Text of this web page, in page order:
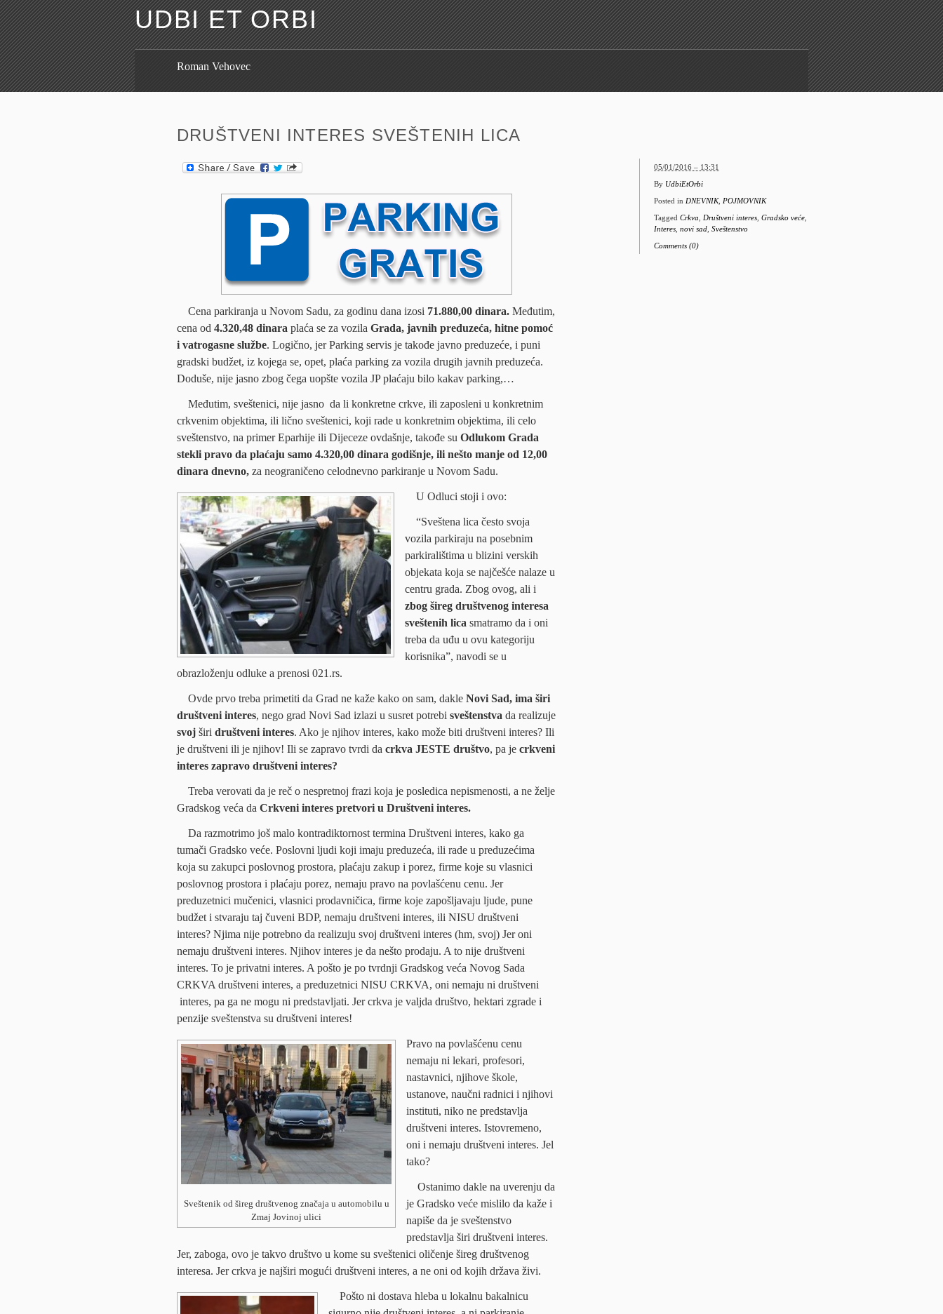
UDBI ET ORBI
Roman Vehovec
DRUŠTVENI INTERES SVEŠTENIH LICA
Cena parkiranja u Novom Sadu, za godinu dana izosi 71.880,00 dinara. Međutim,
cena od 4.320,48 dinara plaća se za vozila Grada, javnih preduzeća, hitne pomoć
i vatrogasne službe. Logično, jer Parking servis je takođe javno preduzeće, i puni
gradski budžet, iz kojega se, opet, plaća parking za vozila drugih javnih preduzeća.
Doduše, nije jasno zbog čega uopšte vozila JP plaćaju bilo kakav parking,…
Međutim, sveštenici, nije jasno da li konkretne crkve, ili zaposleni u konkretnim
crkvenim objektima, ili lično sveštenici, koji rade u konkretnim objektima, ili celo
sveštenstvo, na primer Eparhije ili Dijeceze ovdašnje, takođe su Odlukom Grada
stekli pravo da plaćaju samo 4.320,00 dinara godišnje, ili nešto manje od 12,00
dinara dnevno, za neograničeno celodnevno parkiranje u Novom Sadu.
U Odluci stoji i ovo:
“Sveštena lica često svoja
vozila parkiraju na posebnim
parkiralištima u blizini verskih
objekata koja se najčešće nalaze u
centru grada. Zbog ovog, ali i
zbog šireg društvenog interesa
sveštenih lica smatramo da i oni
treba da uđu u ovu kategoriju
korisnika”, navodi se u
obrazloženju odluke a prenosi 021.rs.
Ovde prvo treba primetiti da Grad ne kaže kako on sam, dakle Novi Sad, ima širi
društveni interes, nego grad Novi Sad izlazi u susret potrebi sveštenstva da realizuje
svoj širi društveni interes. Ako je njihov interes, kako može biti društveni interes? Ili
je društveni ili je njihov! Ili se zapravo tvrdi da crkva JESTE društvo, pa je crkveni
interes zapravo društveni interes?
Treba verovati da je reč o nespretnoj frazi koja je posledica nepismenosti, a ne želje
Gradskog veća da Crkveni interes pretvori u Društveni interes.
Da razmotrimo još malo kontradiktornost termina Društveni interes, kako ga
tumači Gradsko veće. Poslovni ljudi koji imaju preduzeća, ili rade u preduzećima
koja su zakupci poslovnog prostora, plaćaju zakup i porez, firme koje su vlasnici
poslovnog prostora i plaćaju porez, nemaju pravo na povlašćenu cenu. Jer
preduzetnici mučenici, vlasnici prodavničica, firme koje zapošljavaju ljude, pune
budžet i stvaraju taj čuveni BDP, nemaju društveni interes, ili NISU društveni
interes? Njima nije potrebno da realizuju svoj društveni interes (hm, svoj) Jer oni
nemaju društveni interes. Njihov interes je da nešto prodaju. A to nije društveni
interes. To je privatni interes. A pošto je po tvrdnji Gradskog veća Novog Sada
CRKVA društveni interes, a preduzetnici NISU CRKVA, oni nemaju ni društveni
interes, pa ga ne mogu ni predstavljati. Jer crkva je valjda društvo, hektari zgrade i
penzije sveštenstva su društveni interes!
Sveštenik od šireg društvenog značaja u automobilu u
Zmaj Jovinoj ulici
Pravo na povlašćenu cenu
nemaju ni lekari, profesori,
nastavnici, njihove škole,
ustanove, naučni radnici i njihovi
instituti, niko ne predstavlja
društveni interes. Istovremeno,
oni i nemaju društveni interes. Jel
tako?
Ostanimo dakle na uverenju da
je Gradsko veće mislilo da kaže i
napiše da je sveštenstvo
predstavlja širi društveni interes.
Jer, zaboga, ovo je takvo društvo u kome su sveštenici oličenje šireg društvenog
interesa. Jer crkva je najširi mogući društveni interes, a ne oni od kojih država živi.
Pošto ni dostava hleba u lokalnu bakalnicu
05/01/2016 – 13:31
By UdbiEtOrbi
Posted in DNEVNIK, POJMOVNIK
Tagged Crkva Društveni interes Gradsko veće
Interes novi sad Sveštenstvo
Comments (0)